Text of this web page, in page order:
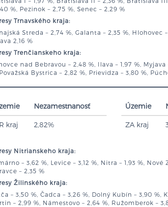
%, Pezinok – 2,75 %, Senec – 2,29 %
Trnavského kraja:
Streda – 2,74 %, Galanta – 2,35 %, Hlohovec
2,16 %
Trenčianskeho kraja:
nad Bebravou – 2,48 %, Ilava – 1,97 %,
Bystrica – 2,82 %, Prievidza – 3,80 %,
Nezamestnanosť
kraj 2,82%
Územie
ZA kraj
Nitrianskeho kraja:
– 3,62 %, Levice – 3,12 %, Nitra – 1,93 %,
– 2,35 %
Žilinského kraja:
– 3,50 %, Čadca – 3,26 %, Dolný Kubín – 3,90 %,
– 2,99 %, Námestovo – 2,64 %, Ružomberok –